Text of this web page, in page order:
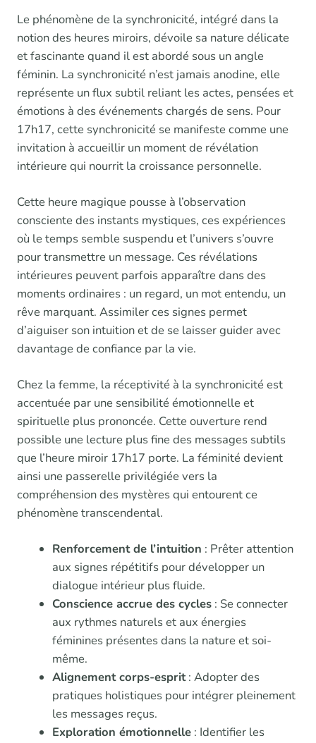
Le phénomène de la synchronicité, intégré dans la
notion des heures miroirs, dévoile sa nature délicate
et fascinante quand il est abordé sous un angle
féminin. La synchronicité n’est jamais anodine, elle
représente un flux subtil reliant les actes, pensées et
émotions à des événements chargés de sens. Pour
17h17, cette synchronicité se manifeste comme une
invitation à accueillir un moment de révélation
intérieure qui nourrit la croissance personnelle.
Cette heure magique pousse à l’observation
consciente des instants mystiques, ces expériences
où le temps semble suspendu et l’univers s’ouvre
pour transmettre un message. Ces révélations
intérieures peuvent parfois apparaître dans des
moments ordinaires : un regard, un mot entendu, un
rêve marquant. Assimiler ces signes permet
d’aiguiser son intuition et de se laisser guider avec
davantage de confiance par la vie.
Chez la femme, la réceptivité à la synchronicité est
accentuée par une sensibilité émotionnelle et
spirituelle plus prononcée. Cette ouverture rend
possible une lecture plus fine des messages subtils
que l’heure miroir 17h17 porte. La féminité devient
ainsi une passerelle privilégiée vers la
compréhension des mystères qui entourent ce
phénomène transcendental.
Renforcement de l’intuition : Prêter attention
aux signes répétitifs pour développer un
dialogue intérieur plus fluide.
Conscience accrue des cycles: Se connecter
aux rythmes naturels et aux énergies
féminines présentes dans la nature et soi-
même.
Alignement corps-esprit: Adopter des
pratiques holistiques pour intégrer pleinement
les messages reçus.
Exploration émotionnelle: Identifier les